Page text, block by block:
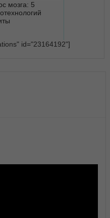
мозга: 5
id="23164192"]